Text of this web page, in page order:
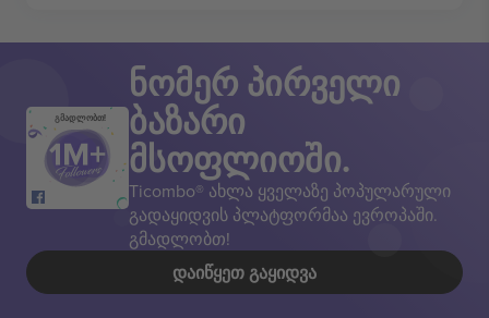
გმადლობთ!
ნომერ პირველი
ბაზარი
მსოფლიოში.
Ticombo® ახლა ყველაზე პოპულარული
გადაყიდვის პლატფორმაა ევროპაში.
გმადლობთ!
ᲓᲐᲘᲬᲧᲔᲗ ᲒᲐᲧᲘᲓᲕᲐ